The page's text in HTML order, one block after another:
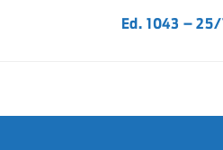
Ed. 1043 –